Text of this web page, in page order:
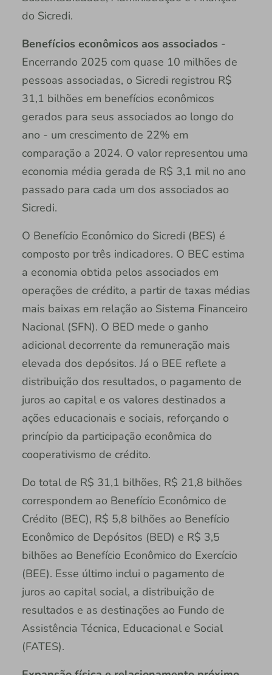
do Sicredi.
Benefícios econômicos aos associados -
Encerrando 2025 com quase 10 milhões de
pessoas associadas, o Sicredi registrou R$
31,1 bilhões em benefícios econômicos
gerados para seus associados ao longo do
ano - um crescimento de 22% em
comparação a 2024. O valor representou uma
economia média gerada de R$ 3,1 mil no ano
passado para cada um dos associados ao
Sicredi.
O Benefício Econômico do Sicredi (BES) é
composto por três indicadores. O BEC estima
a economia obtida pelos associados em
operações de crédito, a partir de taxas médias
mais baixas em relação ao Sistema Financeiro
Nacional (SFN). O BED mede o ganho
adicional decorrente da remuneração mais
elevada dos depósitos. Já o BEE reflete a
distribuição dos resultados, o pagamento de
juros ao capital e os valores destinados a
ações educacionais e sociais, reforçando o
princípio da participação econômica do
cooperativismo de crédito.
Do total de R$ 31,1 bilhões, R$ 21,8 bilhões
correspondem ao Benefício Econômico de
Crédito (BEC), R$ 5,8 bilhões ao Benefício
Econômico de Depósitos (BED) e R$ 3,5
bilhões ao Benefício Econômico do Exercício
(BEE). Esse último inclui o pagamento de
juros ao capital social, a distribuição de
resultados e as destinações ao Fundo de
Assistência Técnica, Educacional e Social
(FATES).